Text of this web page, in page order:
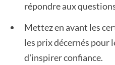
répondre aux
Mettez en avant les
les prix décernés pour
d'inspirer confiance.